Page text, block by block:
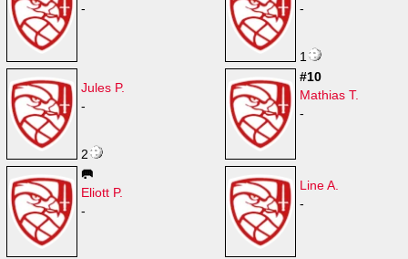
-
-
1
Jules P.
-
2
#10
Mathias T.
-
🥅
Eliott P.
-
Line A.
-